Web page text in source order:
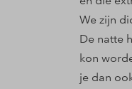
We zijn
De natte
kon
je dan